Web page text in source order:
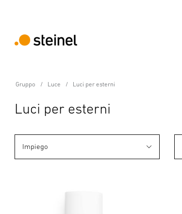
Gruppo Luce Luci per esterni
Luci per esterni
Impiego